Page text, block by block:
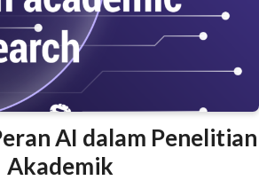
AI dalam Penelitian
Akademik